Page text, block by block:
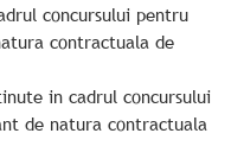
concursului pentru
contractuala de
in cadrul concursului
de natura contractuala